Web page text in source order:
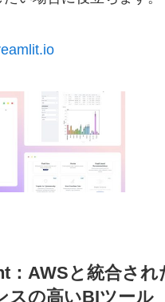
：AWSと統合され
スの高いBIツール